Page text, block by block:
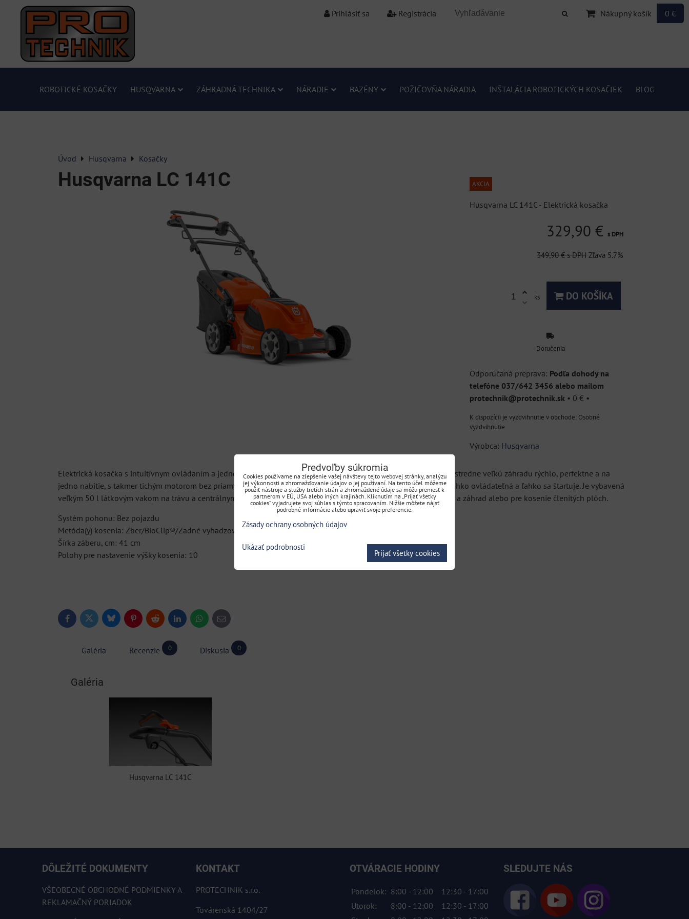
Prihlásiť sa Registrácia Nákupný košík 0 €
ROBOTICKÉ KOSAČKY HUSQVARNA ZÁHRADNÁ TECHNIKA NÁRADIE BAZÉNY POŽIČOVŇA NÁRADIA INŠTALÁCIA ROBOTICKÝCH KOSAČIEK BLOG
Úvod Husqvarna Kosačky
Husqvarna LC 141C AKCIA
Husqvarna LC 141C - Elektrická kosačka
329,90 € s DPH
349,90 € s DPH Zľava 5.7%
ks DO KOŠÍKA
Doručenia
Podľa dohody na
telefóne 037/642 3456 alebo mailom
protechnik@protechnik.sk • 0 € •
Osobné
vyzdvihnutie
Výrobca: Husqvarna
Elektrická kosačka s intuitívnym ovládaním a jednoduchým štartovaním, ktorá je schopná bez problémov pokosiť stredne veľkú záhradu rýchlo, perfektne a na
jedno nabitie, s takmer tichým motorom bez priamych emisií. Kosačka je vďaka ergonomicky tvarovanej rukoväti ľahko ovládateľná a ľahko sa štartuje. Je vybavená
veľkým 50 l látkovým vakom na trávu a centrálnym nastavením výšky kosenia. Ideálna voľba pre majiteľov domov a záhrad alebo pre kosenie členitých plôch.
Systém pohonu: Bez pojazdu
Metóda(y) kosenia: Zber/BioClip®/Zadné vyhadzovanie
Šírka záberu, cm: 41 cm
Polohy pre nastavenie výšky kosenia: 10
FacebookTwitter BlueskyPinterestReddit LinkedInWhatsApp
E-
mail
Galéria Recenzie 0 Diskusia 0
Galéria
Husqvarna LC 141C
DÔLEŽITÉ DOKUMENTY
VŠEOBECNÉ OBCHODNÉ PODMIENKY A
REKLAMAČNÝ PORIADOK
KONTAKT
PROTECHNIK s.r.o.
Továrenská 1404/27
OTVÁRACIE HODINY
Pondelok: 8:00 - 12:00
12:30 - 17:00
Utorok:
8:00 - 12:00
12:30 - 17:00
SLEDUJTE NÁS
Predvoľby súkromia
Cookies používame na zlepšenie vašej návštevy tejto webovej stránky, analýzu
jej výkonnosti a zhromažďovanie údajov o jej používaní. Na tento účel môžeme
použiť nástroje a služby tretích strán a zhromaždené údaje sa môžu preniesť k
partnerom v EÚ, USA alebo iných krajinách. Kliknutím na „Prijať všetky
cookies“ vyjadrujete svoj súhlas s týmto spracovaním. Nižšie môžete nájsť
podrobné informácie alebo upraviť svoje preferencie.
Zásady ochrany osobných údajov
Ukázať podrobnosti
Prijať všetky cookies